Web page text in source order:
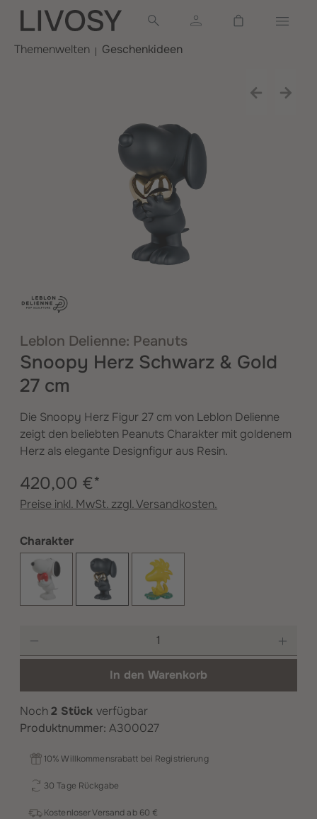
springen
Warenkorb
Themenwelten
Geschenkideen
Leblon Delienne: Peanuts
Snoopy Herz Schwarz & Gold
27 cm
Die Snoopy Herz Figur 27 cm von Leblon Delienne
zeigt den beliebten Peanuts Charakter mit goldenem
Herz als elegante Designfigur aus Resin.
420,00 €*
Preise inkl. MwSt. zzgl. Versandkosten.
Charakterauswählen
Snoopy Herz OriginalSnoopy Herz schwarz und gold
Woodstock auf Klee
Produkt Anzahl: Gib den gewünschten
In den Warenkorb
Noch2 Stückverfügbar
Produktnummer:A300027
10% Willkommensrabatt bei Registrierung
30 Tage Rückgabe
Kostenloser Versand ab 60 €